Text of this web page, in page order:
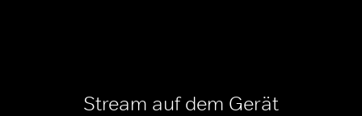
Stream auf dem Gerät